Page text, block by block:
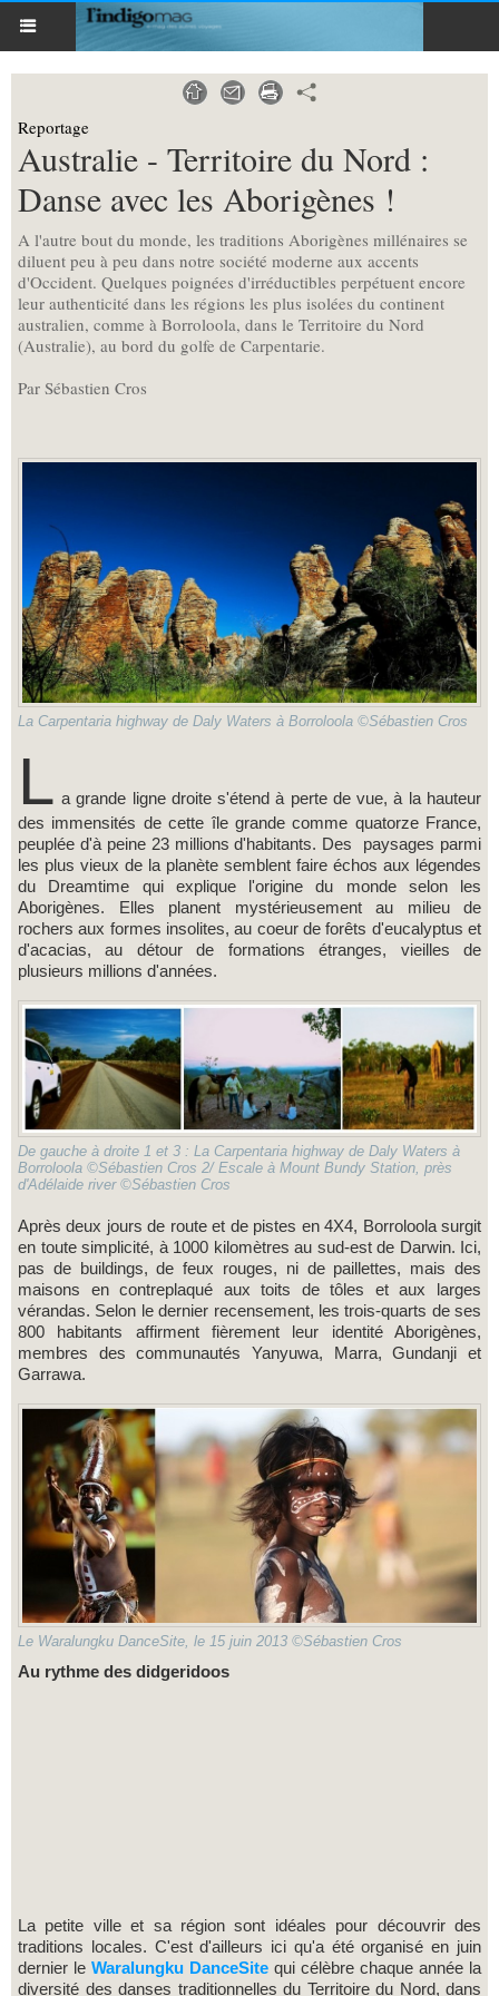
Reportage
Australie - Territoire du Nord :
Danse avec les Aborigènes !
A l'autre bout du monde, les traditions Aborigènes millénaires se
diluent peu à peu dans notre société moderne aux accents
d'Occident. Quelques poignées d'irréductibles perpétuent encore
leur authenticité dans les régions les plus isolées du continent
australien, comme à Borroloola, dans le Territoire du Nord
(Australie), au bord du golfe de Carpentarie.
Par Sébastien Cros
La Carpentaria highway de Daly Waters à Borroloola ©Sébastien Cros
L a grande ligne droite s'étend à perte de vue, à la hauteur
des immensités de cette île grande comme quatorze France,
peuplée d'à peine 23 millions d'habitants. Des paysages parmi
les plus vieux de la planète semblent faire échos aux légendes
du Dreamtime qui explique l'origine du monde selon les
Aborigènes. Elles planent mystérieusement au milieu de
rochers aux formes insolites, au coeur de forêts d'eucalyptus et
d'acacias, au détour de formations étranges, vieilles de
plusieurs millions d'années.
De gauche à droite 1 et 3 : La Carpentaria highway de Daly Waters à
Borroloola ©Sébastien Cros 2/ Escale à Mount Bundy Station, près
d'Adélaide river ©Sébastien Cros
Après deux jours de route et de pistes en 4X4, Borroloola surgit
en toute simplicité, à 1000 kilomètres au sud-est de Darwin. Ici,
pas de buildings, de feux rouges, ni de paillettes, mais des
maisons en contreplaqué aux toits de tôles et aux larges
vérandas. Selon le dernier recensement, les trois-quarts de ses
800 habitants affirment fièrement leur identité Aborigènes,
membres des communautés Yanyuwa, Marra, Gundanji et
Garrawa.
Le Waralungku DanceSite, le 15 juin 2013 ©Sébastien Cros
Au rythme des didgeridoos
La petite ville et sa région sont idéales pour découvrir des
traditions locales. C'est d'ailleurs ici qu'a été organisé en juin
dernier le Waralungku DanceSite qui célèbre chaque année la
diversité des danses traditionnelles du Territoire du Nord, dans